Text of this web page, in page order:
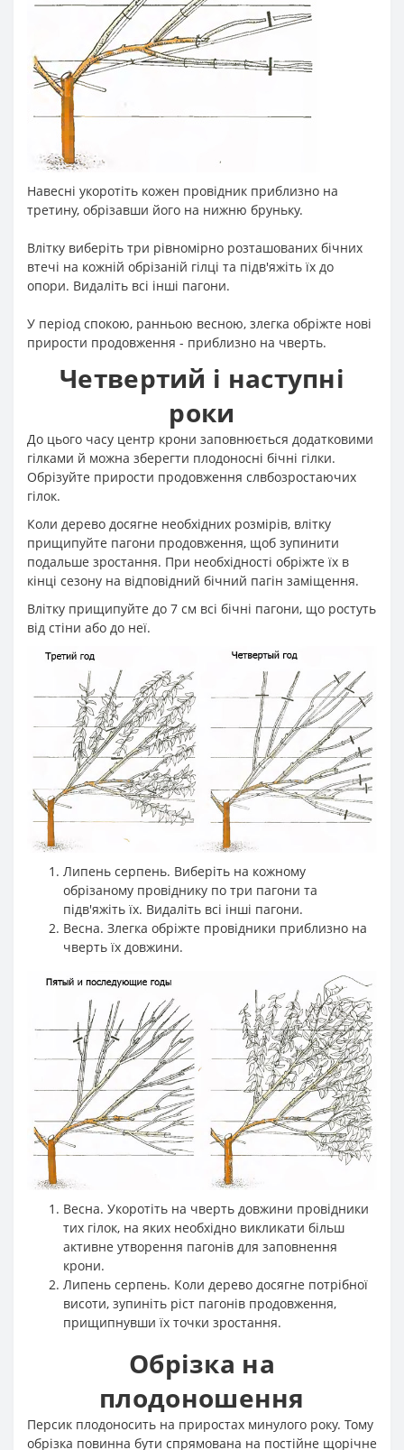
Навесні укоротіть кожен провідник приблизно на
третину, обрізавши його на нижню бруньку.
Влітку виберіть три рівномірно розташованих бічних
втечі на кожній обрізаній гілці та підв'яжіть їх до
опори. Видаліть всі інші пагони.
У період спокою, ранньою весною, злегка обріжте нові
прирости продовження - приблизно на чверть.
Четвертий і наступні
роки
До цього часу центр крони заповнюється додатковими
гілками й можна зберегти плодоносні бічні гілки.
Обрізуйте прирости продовження слвбозростаючих
гілок.
Коли дерево досягне необхідних розмірів, влітку
прищипуйте пагони продовження, щоб зупинити
подальше зростання. При необхідності обріжте їх в
кінці сезону на відповідний бічний пагін заміщення.
Влітку прищипуйте до 7 см всі бічні пагони, що ростуть
від стіни або до неї.
Липень серпень. Виберіть на кожному
обрізаному провіднику по три пагони та
підв'яжіть їх. Видаліть всі інші пагони.
Весна. Злегка обріжте провідники приблизно на
чверть їх довжини.
Весна. Укоротіть на чверть довжини провідники
тих гілок, на яких необхідно викликати більш
активне утворення пагонів для заповнення
крони.
Липень серпень. Коли дерево досягне потрібної
висоти, зупиніть ріст пагонів продовження,
прищипнувши їх точки зростання.
Обрізка на
плодоношення
Персик плодоносить на приростах минулого року. Тому
обрізка повинна бути спрямована на постійне щорічне